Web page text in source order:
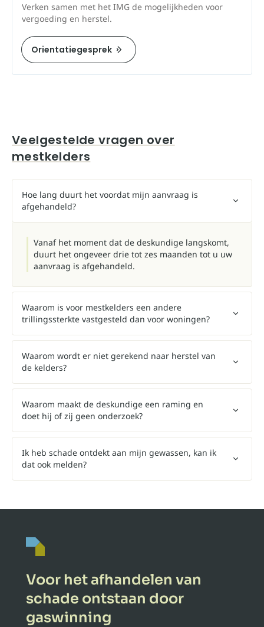
Verken samen met het IMG de mogelijkheden voor
vergoeding en herstel.
Orientatiegesprek
Veelgestelde vragen over
mestkelders
Hoe lang duurt het voordat mijn aanvraag is
afgehandeld?
Vanaf het moment dat de deskundige langskomt,
duurt het ongeveer drie tot zes maanden tot u uw
aanvraag is afgehandeld.
Waarom is voor mestkelders een andere
trillingssterkte vastgesteld dan voor woningen?
Waarom wordt er niet gerekend naar herstel van
de kelders?
Waarom maakt de deskundige een raming en
doet hij of zij geen onderzoek?
Ik heb schade ontdekt aan mijn gewassen, kan ik
dat ook melden?
Voor het afhandelen van
schade ontstaan door
gaswinning